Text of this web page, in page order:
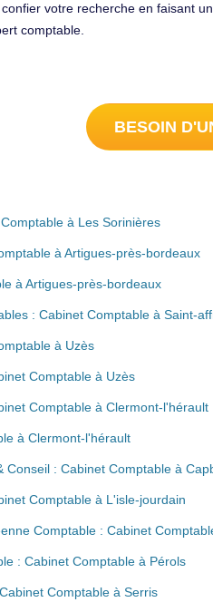
votre recherche en faisant
comptable.
BESOIN
à Les Sorinières
à Artigues-près-bordeaux
à Artigues-près-bordeaux
: Cabinet Comptable à Saint-
à Uzès
Comptable à Uzès
Comptable à Clermont-l'hérault
à Clermont-l'hérault
Conseil : Cabinet Comptable à
Comptable à L'isle-jourdain
Comptable : Cabinet
: Cabinet Comptable à Pérols
Comptable à Serris